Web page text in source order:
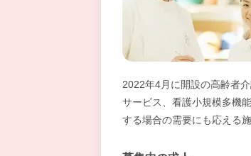
2022年4月に開設の高齢者
サービス、看護小規模多機
する場合の需要にも応える